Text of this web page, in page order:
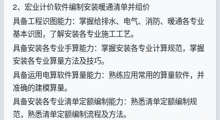
2、宏业计价软件编制安装暖通清单并组价
具备工程识图能力：掌握给排水、电气、消防、暖通各专业
基本识图，了解安装各专业施工工艺。
具备安装各专业手算能力：掌握安装各专业计算规范，掌握
安装各专业算量方法及技巧。
具备运用电算软件算量能力：熟练应用常用的算量软件，并
准确的建模算量。
具备安装各专业清单定额编制能力：熟悉清单定额编制规
范，熟悉清单定额编制流程及方法。